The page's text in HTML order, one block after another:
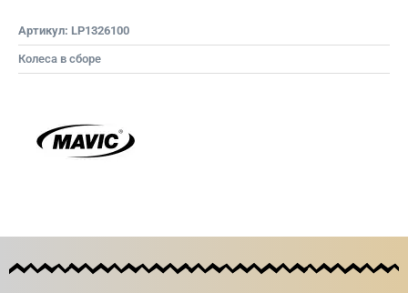
Артикул: LP1326100
Колеса в сборе